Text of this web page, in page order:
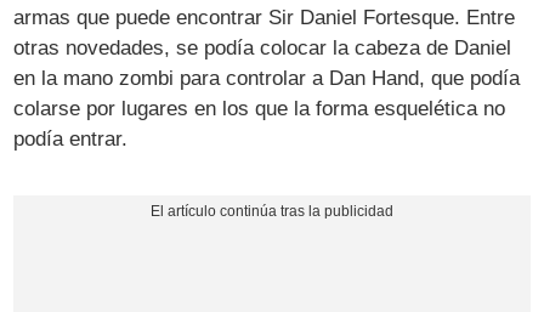
armas que puede encontrar Sir Daniel Fortesque. Entre
otras novedades, se podía colocar la cabeza de Daniel
en la mano zombi para controlar a Dan Hand, que podía
colarse por lugares en los que la forma esquelética no
podía entrar.